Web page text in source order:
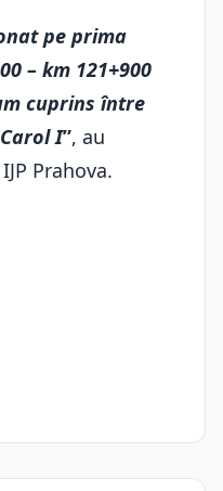
pe prima
– km 121+900
cuprins între
I”, au
Prahova.